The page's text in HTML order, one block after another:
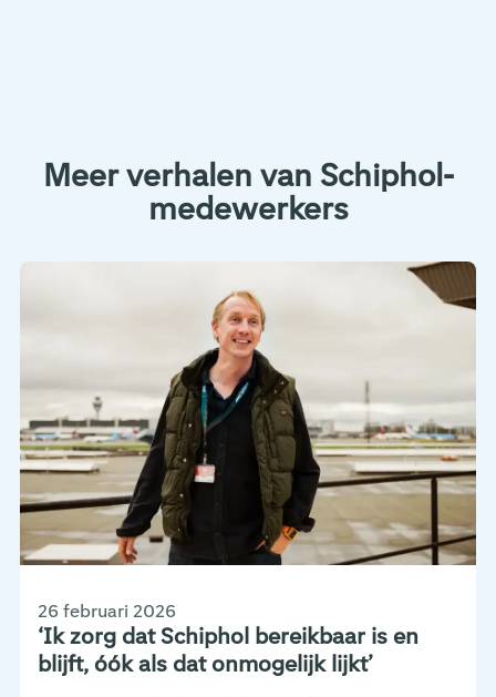
Meer verhalen van Schiphol-
medewerkers
‘Ik zorg dat Schiphol bereikbaar is en
blijft, óók als dat onmogelijk lijkt’
26 februari 2026